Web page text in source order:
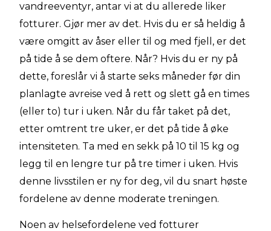
vandreeventyr, antar vi at du allerede liker
fotturer. Gjør mer av det. Hvis du er så heldig å
være omgitt av åser eller til og med fjell, er det
på tide å se dem oftere. Når? Hvis du er ny på
dette, foreslår vi å starte seks måneder før din
planlagte avreise ved å rett og slett gå en times
(eller to) tur i uken. Når du får taket på det,
etter omtrent tre uker, er det på tide å øke
intensiteten. Ta med en sekk på 10 til 15 kg og
legg til en lengre tur på tre timer i uken. Hvis
denne livsstilen er ny for deg, vil du snart høste
fordelene av denne moderate treningen.
Noen av helsefordelene ved fotturer